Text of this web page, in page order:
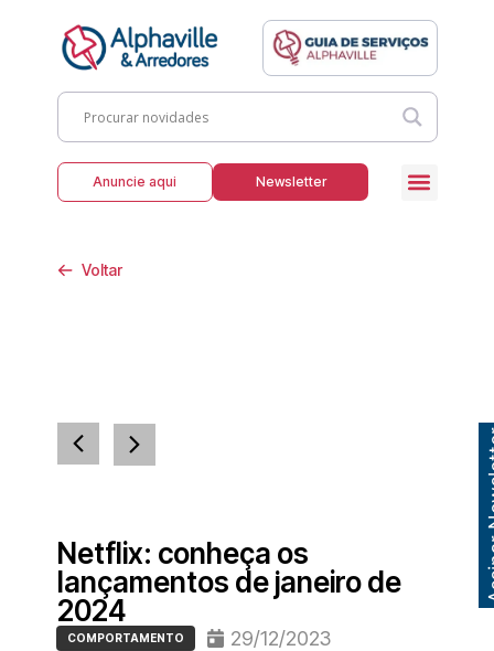
Anuncie aqui Newsletter
Voltar
Netflix: conheça os
lançamentos de janeiro de
2024
COMPORTAMENTO 29/12/2023